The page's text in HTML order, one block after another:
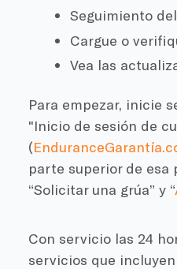
Seguimiento
Cargue o
Vea las
Para empezar, inicie
"Inicio de sesión de
(
parte superior de esa
“Solicitar una grúa” y “
Con servicio las 24
servicios que